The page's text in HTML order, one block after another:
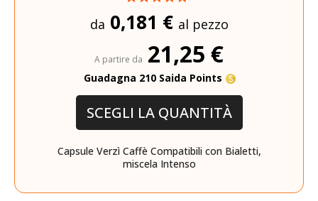
da 0,181 € al pezzo
A partire da 21,25 €
Guadagna 210 Saida Points
SCEGLI LA QUANTITÀ
Capsule Verzì Caffè Compatibili con Bialetti,
miscela Intenso